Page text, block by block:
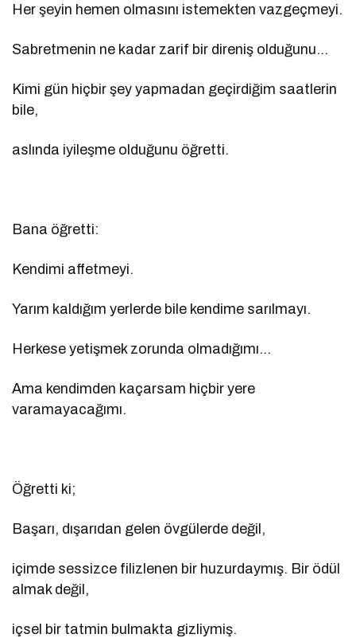
Her şeyin hemen olmasını istemekten vazgeçmeyi.
Sabretmenin ne kadar zarif bir direniş olduğunu…
Kimi gün hiçbir şey yapmadan geçirdiğim saatlerin
bile,
aslında iyileşme olduğunu öğretti.
Bana öğretti:
Kendimi affetmeyi.
Yarım kaldığım yerlerde bile kendime sarılmayı.
Herkese yetişmek zorunda olmadığımı…
Ama kendimden kaçarsam hiçbir yere
varamayacağımı.
Öğretti ki;
Başarı, dışarıdan gelen övgülerde değil,
içimde sessizce filizlenen bir huzurdaymış. Bir ödül
almak değil,
içsel bir tatmin bulmakta gizliymiş.